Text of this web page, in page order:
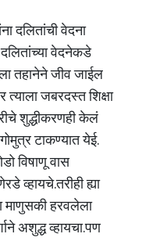
दलितांची वेदना
दलितांच्या वेदनेकडे
तहानेने जीव जाईल
त्याला जबरदस्त शिक्षा
शुद्धीकरणही केलं
टाकण्यात येई.
विषाणू वास
व्हायचे.तरीही ह्या
माणुसकी हरवलेला
अशुद्ध व्हायचा.पण